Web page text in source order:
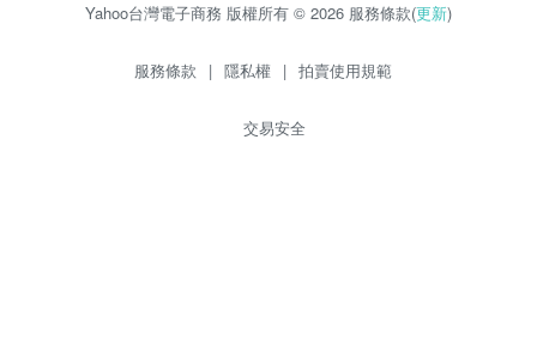
Yahoo台灣電子商務 版權所有 © 2026 服務條款(更新)
服務條款 | 隱私權 | 拍賣使用規範
交易安全